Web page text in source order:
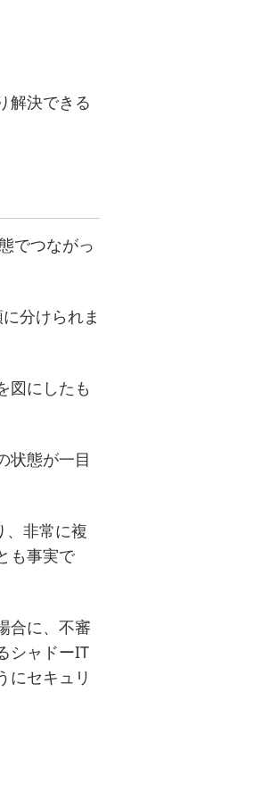
解決できる
でつながっ
分けられま
図にしたも
状態が一目
、非常に複
も事実で
合に、不審
シャドーIT
にセキュリ